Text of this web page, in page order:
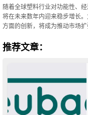
随着全球塑料行业对功能性、
将在未来数年内迎来稳步增长
方面的创新，将成为推动市场扩
推荐文章：